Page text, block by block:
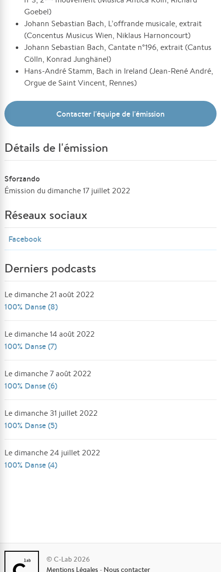
Goebel)
Johann Sebastian Bach, L’offrande musicale, extrait
(Concentus Musicus Wien, Niklaus Harnoncourt)
Johann Sebastian Bach, Cantate n°196, extrait (Cantus
Cölln, Konrad Junghänel)
Hans-André Stamm, Bach in Ireland (Jean-René André,
Orgue de Saint Vincent, Rennes)
Contacter l'équipe de l'émission
Détails de l'émission
Sforzando
Émission du dimanche 17 juillet 2022
Réseaux sociaux
Facebook
Derniers podcasts
Le dimanche 21 août 2022
100% Danse (8)
Le dimanche 14 août 2022
100% Danse (7)
Le dimanche 7 août 2022
100% Danse (6)
Le dimanche 31 juillet 2022
100% Danse (5)
Le dimanche 24 juillet 2022
100% Danse (4)
© C-Lab 2026
Mentions Légales - Nous contacter